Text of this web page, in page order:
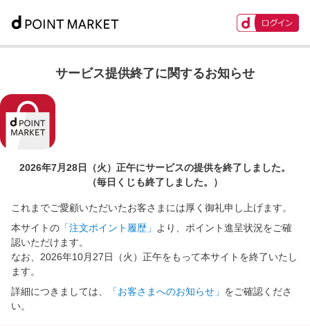
サービス提供終了に関するお知らせ
2026年7月28日（火）正午にサービスの提供を終了しました。
（毎日くじも終了しました。）
これまでご愛顧いただいたお客さまには厚く御礼申し上げます。
本サイトの 「注文ポイント履歴」
より、ポイント進呈状況をご確
認いただけます。
なお、2026年10月27日（火）正午をもって本サイトを終了いたし
ます。
詳細につきましては、
「お客さまへのお知らせ」 をご確認くださ
い。